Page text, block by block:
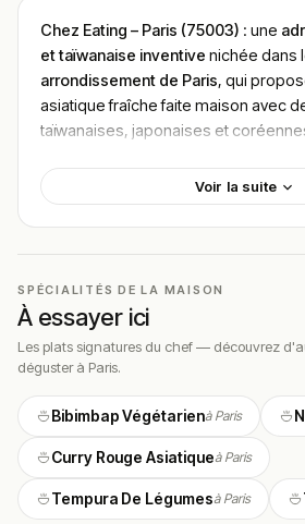
Chez Eating – Paris (75003) : une
et taïwanaise inventive nichée dans
arrondissement de Paris, qui
asiatique fraîche faite maison avec
taïwanaises, japonaises et
dans une ambiance
intime et
reflète l’excellent rapport qualité-prix
adresse très appréciée des
végétarienne et asiatique.
Le restaurantChez Eatingest situé
, dans le
facilement accessible à pied depuis
métroTemple ouRépublique.
Voir la suite
SPÉCIALITÉS DE LA MAISON
À essayer ici
Les plats signatures du chef — découvrez
déguster à Paris.
Bibimbap Végétarienà Paris
Curry Rouge Asiatiqueà Paris
Tempura De Légumesà Paris